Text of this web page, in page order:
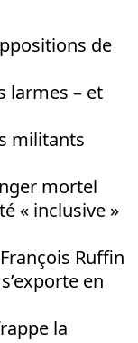
de
larmes – et
militants
mortel
« inclusive »
Ruffin
en
la